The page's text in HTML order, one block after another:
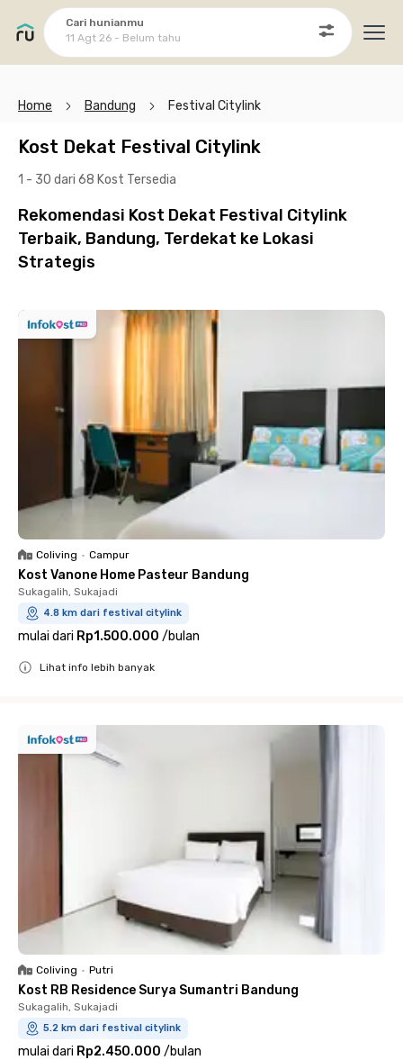
Cari hunianmu
11 Agt 26 - Belum tahu
Home Bandung Festival Citylink
Kost Dekat Festival Citylink
1 - 30 dari 68 Kost Tersedia
Rekomendasi Kost Dekat Festival Citylink
Terbaik, Bandung, Terdekat ke Lokasi
Strategis
Coliving • Campur
Kost Vanone Home Pasteur Bandung
Sukagalih, Sukajadi
4.8 km dari festival citylink
mulai dari Rp1.500.000 /bulan
Lihat info lebih banyak
Coliving • Putri
Kost RB Residence Surya Sumantri Bandung
Sukagalih, Sukajadi
5.2 km dari festival citylink
mulai dari Rp2.450.000 /bulan